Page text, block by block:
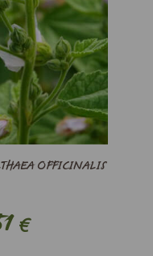
OFFICINALIS
€